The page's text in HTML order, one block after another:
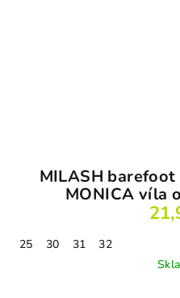
MILASH
MONICA víla
25 30 31
32